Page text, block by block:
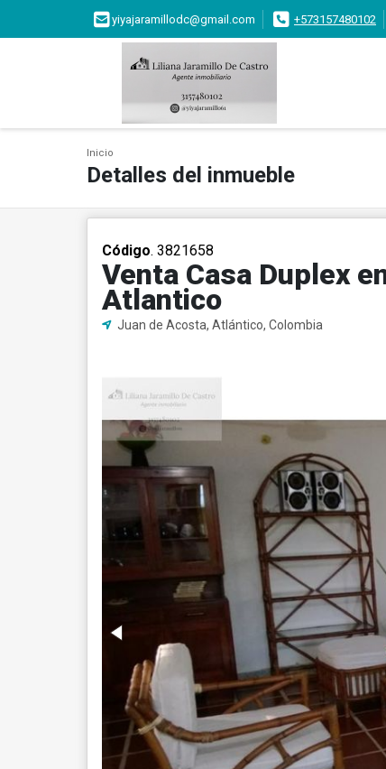
yiyajaramillodc@gmail.com +573157480102
Inicio
Detalles del inmueble
Código. 3821658
Venta Casa Duplex
Atlantico
Juan de Acosta, Atlántico, Colombia